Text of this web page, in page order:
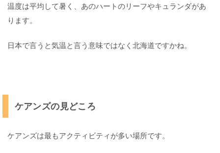
温度は平均して暑く、あのハートのリーフやキュランダがあ
ります。
日本で言うと気温と言う意味ではなく北海道ですかね。
ケアンズの見どころ
ケアンズは最もアクティビティが多い場所です。